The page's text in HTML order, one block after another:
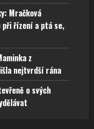
Mračková
řízení a ptá se,
z
nejtvrdší rána
o svých